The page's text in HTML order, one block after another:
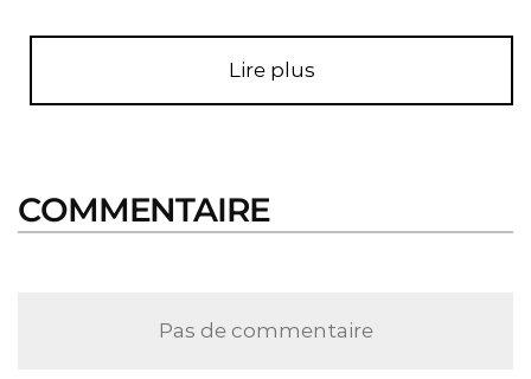
Lire plus
COMMENTAIRE
Pas de commentaire